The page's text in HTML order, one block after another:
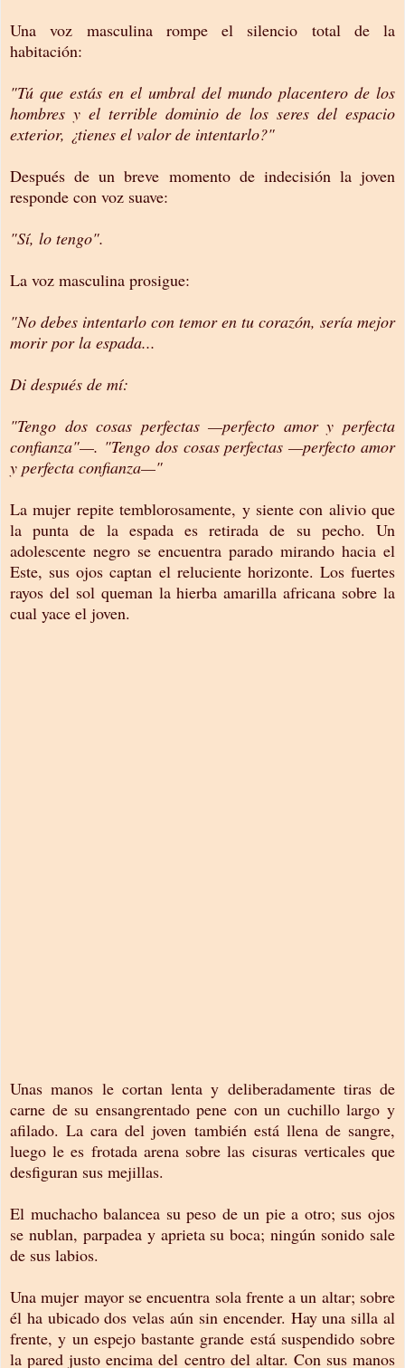
Una voz masculina rompe el silencio total de la
habitación:
"Tú que estás en el umbral del mundo placentero de los
hombres y el terrible dominio de los seres del espacio
exterior, ¿tienes el valor de intentarlo?"
Después de un breve momento de indecisión la joven
responde con voz suave:
"Sí, lo tengo".
La voz masculina prosigue:
"No debes intentarlo con temor en tu corazón, sería mejor
morir por la espada...
Di después de mí:
"Tengo dos cosas perfectas —perfecto amor y perfecta
confianza"—. "Tengo dos cosas perfectas —perfecto amor
y perfecta confianza—"
La mujer repite temblorosamente, y siente con alivio que
la punta de la espada es retirada de su pecho. Un
adolescente negro se encuentra parado mirando hacia el
Este, sus ojos captan el reluciente horizonte. Los fuertes
rayos del sol queman la hierba amarilla africana sobre la
cual yace el joven.
Unas manos le cortan lenta y deliberadamente tiras de
carne de su ensangrentado pene con un cuchillo largo y
afilado. La cara del joven también está llena de sangre,
luego le es frotada arena sobre las cisuras verticales que
desfiguran sus mejillas.
El muchacho balancea su peso de un pie a otro; sus ojos
se nublan, parpadea y aprieta su boca; ningún sonido sale
de sus labios.
Una mujer mayor se encuentra sola frente a un altar; sobre
él ha ubicado dos velas aún sin encender. Hay una silla al
frente, y un espejo bastante grande está suspendido sobre
la pared justo encima del centro del altar. Con sus manos